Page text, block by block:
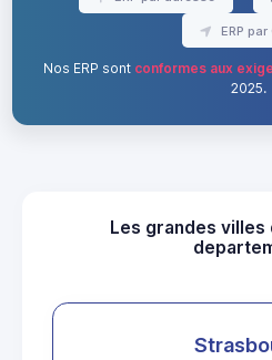
ERP par
Nos ERP sont conformes aux
2025.
Les grandes villes